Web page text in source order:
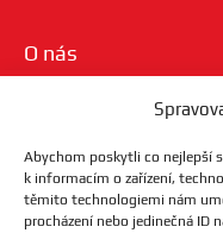
Abychom poskytli co nejlepší
k informacím o zařízení,
těmito technologiemi nám
procházení nebo jedinečná ID
O nás
Zpracování OÚ
Nejčastější dotazy